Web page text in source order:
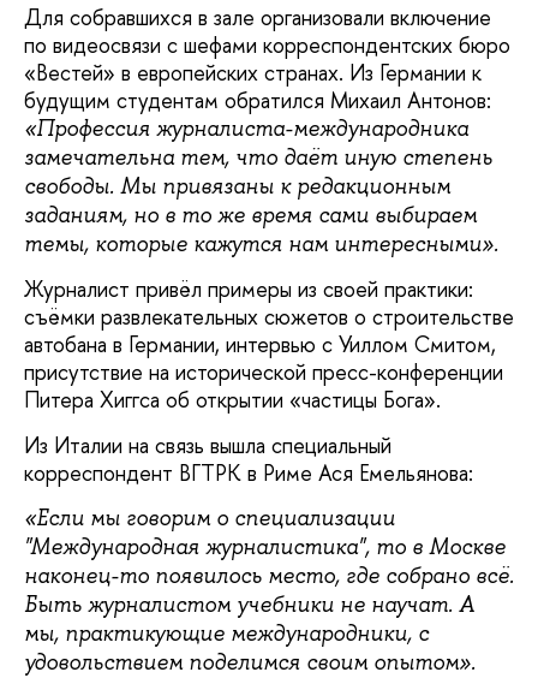
Для собравшихся в зале организовали включение
по видеосвязи с шефами корреспондентских бюро
«Вестей» в европейских странах. Из Германии к
будущим студентам обратился Михаил Антонов:
«Профессия журналиста-международника
замечательна тем, что даёт иную степень
свободы. Мы привязаны к редакционным
заданиям, но в то же время сами выбираем
темы, которые кажутся нам интересными».
Журналист привёл примеры из своей практики:
съёмки развлекательных сюжетов о строительстве
автобана в Германии, интервью с Уиллом Смитом,
присутствие на исторической пресс-конференции
Питера Хиггса об открытии «частицы Бога».
Из Италии на связь вышла специальный
корреспондент ВГТРК в Риме Ася Емельянова:
«Если мы говорим о специализации
"Международная журналистика", то в Москве
наконец-то появилось место, где собрано всё.
Быть журналистом учебники не научат. А
мы, практикующие международники, с
удовольствием поделимся своим опытом».